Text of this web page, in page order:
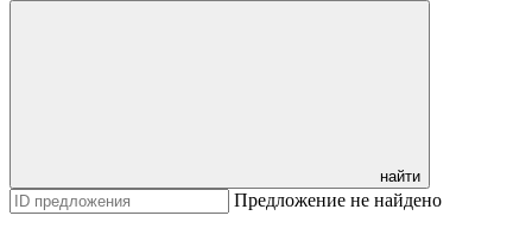
найти
Предложение не найдено